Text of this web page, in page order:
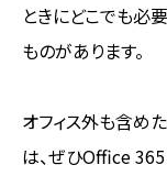
ときにどこでも必
ものがあります。
オフィス外も含め
は、ぜひOffice